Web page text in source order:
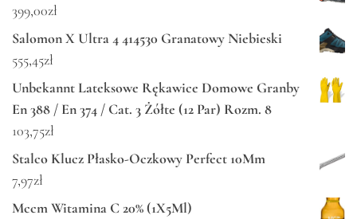
399,00zł
Salomon X Ultra 4 414530 Granatowy Niebieski
555,45zł
Unbekannt Lateksowe Rękawice Domowe Granby
En 388 / En 374 / Cat. 3 Żółte (12 Par) Rozm. 8
103,75zł
Stalco Klucz Płasko-Oczkowy Perfect 10Mm
7,97zł
Mccm Witamina C 20% (1X5Ml)